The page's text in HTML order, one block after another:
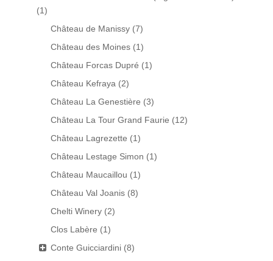
(1)
Château de Manissy (7)
Château des Moines (1)
Château Forcas Dupré (1)
Château Kefraya (2)
Château La Genestière (3)
Château La Tour Grand Faurie (12)
Château Lagrezette (1)
Château Lestage Simon (1)
Château Maucaillou (1)
Château Val Joanis (8)
Chelti Winery (2)
Clos Labère (1)
Conte Guicciardini (8)